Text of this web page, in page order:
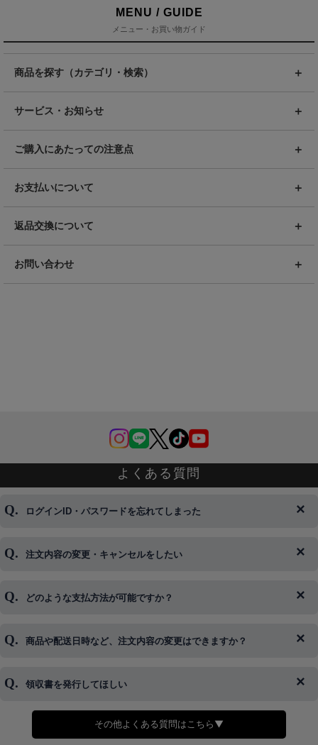
MENU / GUIDE
メニュー・お買い物ガイド
商品を探す（カテゴリ・検索）
サービス・お知らせ
ご購入にあたっての注意点
お支払いについて
返品交換について
お問い合わせ
よくある質問
ログインID・パスワードを忘れてしまった
◆下記ページより、ログインIDの変更が可能です。
注文内容の変更・キャンセルをしたい
◆即日発送を行なっている関係上、午後以降のご連絡やキャンセル
※発送後、発送準備が完了しお手続きが間に合わない場合は変更、
どのような支払方法が可能ですか？
◆代金引換・クレジットカード・携帯キャリア決済・おねだり決
商品や配送日時など、注文内容の変更はできますか？
◆商品発送前の変更は承っております。
さい。
領収書を発行してほしい
◆領収書はご希望頂いた場合のみ発行しております。
その他よくある質問はこちら▼